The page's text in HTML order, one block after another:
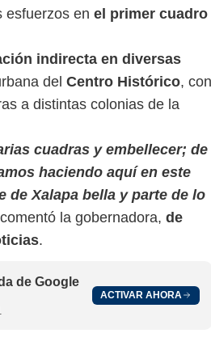
esfuerzos en el primer cuadro
indirecta en diversas
del Centro Histórico, con
a distintas colonias de la
cuadras y embellecer; de
haciendo aquí en este
de Xalapa bella y parte de lo
la gobernadora, de
.
de Google
ACTIVAR AHORA